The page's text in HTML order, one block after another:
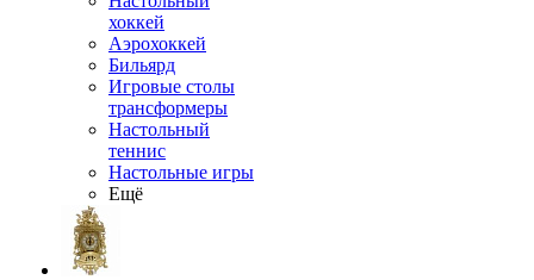
хоккей
Аэрохоккей
Бильярд
Игровые столы
трансформеры
Настольный
теннис
Настольные игры
Ещё